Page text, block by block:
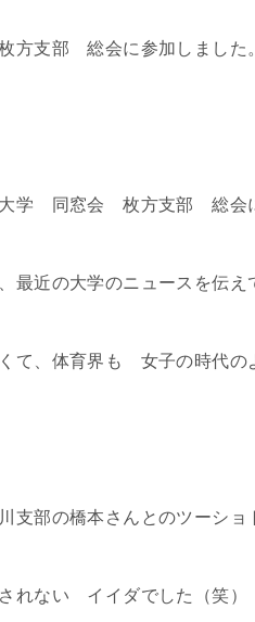
支部 総会に参加しました。
学 同窓会 枚方支部 総会に
最近の大学のニュースを伝え
て、体育界も 女子の時代の
部の橋本さんとのツーショ
れない イイダでした（笑）